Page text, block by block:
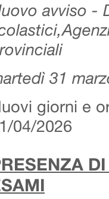
avviso -
31
giorni e
04/2026